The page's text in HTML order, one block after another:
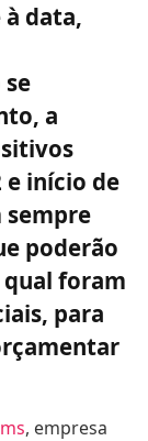
à data,
a
e início de
sempre
poderão
foram
para
, empresa